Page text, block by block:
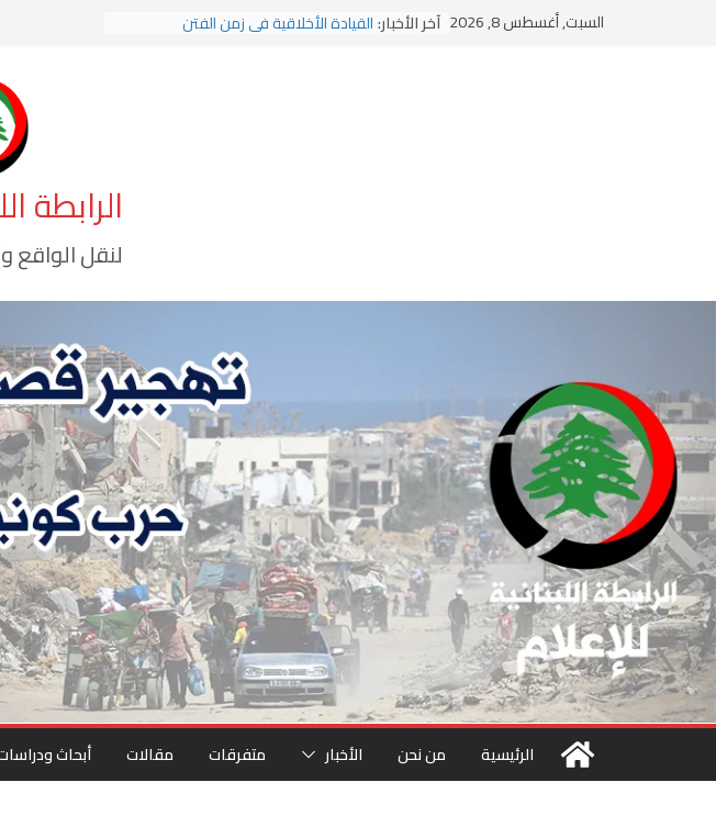
السبت, أغسطس 8, 2026 آخر الأخبار: يومَ يَفيضُ العَرَقُ
القيادة الأخلاقية في زمن الفتن
الرابطة
لنقل الواقع
الرئيسية من نحن الأخبار متفرقات مقالات أبحاث